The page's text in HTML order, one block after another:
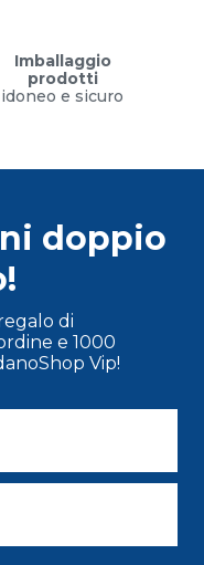
Imballaggio
prodotti
idoneo e sicuro
doppio
di
e 1000
Vip!